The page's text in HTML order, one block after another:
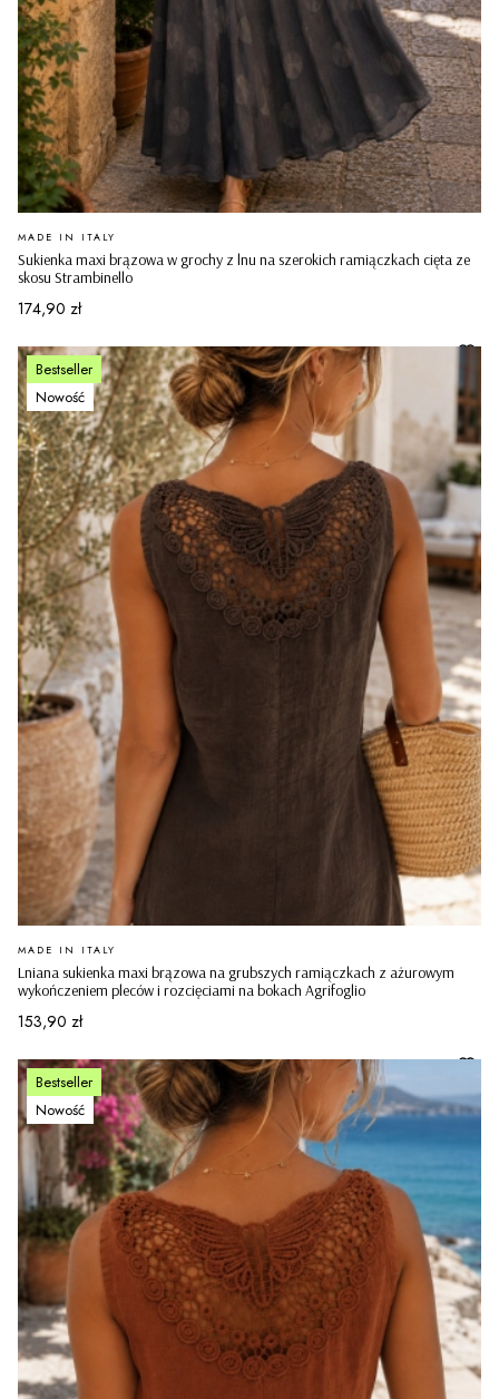
Sukienka maxi brązowa w grochy z lnu na szerokich ramiączkach cięta ze
skosu Strambinello
PRODUCENT
MADE IN ITALY
Cena
174,90 zł
Bestseller
Nowość
Lniana sukienka maxi brązowa na grubszych ramiączkach z ażurowym
wykończeniem pleców i rozcięciami na bokach Agrifoglio
PRODUCENT
MADE IN ITALY
Cena
153,90 zł
Bestseller
Nowość